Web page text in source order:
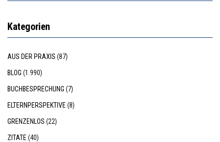
Kategorien
AUS DER PRAXIS (87)
BLOG (1.990)
BUCHBESPRECHUNG (7)
ELTERNPERSPEKTIVE (8)
GRENZENLOS (22)
ZITATE (40)